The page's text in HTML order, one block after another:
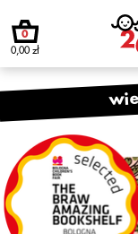
0
0,00 zł